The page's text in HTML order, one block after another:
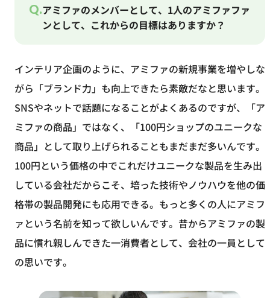
Q.アミファのメンバーとして、1人のアミファファ
ンとして、これからの目標はありますか？
インテリア企画のように、アミファの新規事業を増やしな
がら「ブランド力」も向上できたら素敵だなと思います。
SNSやネットで話題になることがよくあるのですが、「ア
ミファの商品」ではなく、「100円ショップのユニークな
商品」として取り上げられることもまだまだ多いんです。
100円という価格の中でこれだけユニークな製品を生み出
している会社だからこそ、培った技術やノウハウを他の価
格帯の製品開発にも応用できる。もっと多くの人にアミフ
ァという名前を知って欲しいんです。昔からアミファの製
品に慣れ親しんできた一消費者として、会社の一員として
の思いです。